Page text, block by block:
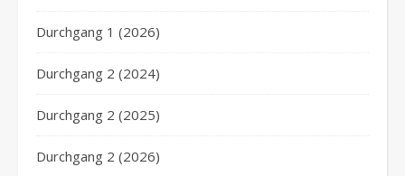
Durchgang 1 (2026)
Durchgang 2 (2024)
Durchgang 2 (2025)
Durchgang 2 (2026)